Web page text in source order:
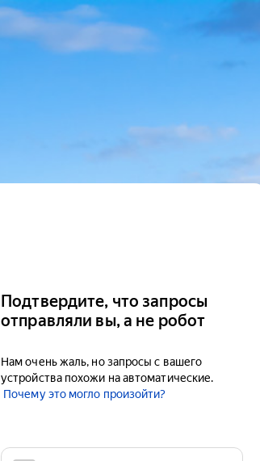
Подтвердите, что запросы
отправляли вы, а не робот
Нам очень жаль, но запросы с вашего
устройства похожи на автоматические.
Почему это могло произойти?